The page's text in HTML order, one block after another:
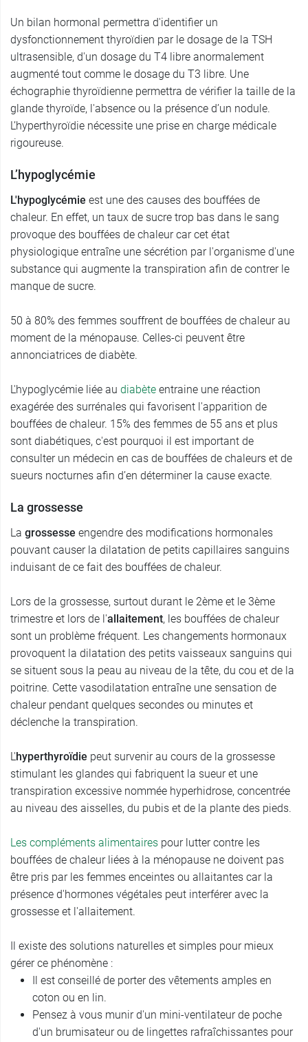
Un bilan hormonal permettra d'identifier un
dysfonctionnement thyroïdien par le dosage de la TSH
ultrasensible, d'un dosage du T4 libre anormalement
augmenté tout comme le dosage du T3 libre. Une
échographie thyroïdienne permettra de vérifier la taille de la
glande thyroïde, l'absence ou la présence d’un nodule.
L’hyperthyroïdie nécessite une prise en charge médicale
rigoureuse.
L’hypoglycémie
L'hypoglycémie est une des causes des bouffées de
chaleur. En effet, un taux de sucre trop bas dans le sang
provoque des bouffées de chaleur car cet état
physiologique entraîne une sécrétion par l'organisme d'une
substance qui augmente la transpiration afin de contrer le
manque de sucre.
50 à 80% des femmes souffrent de bouffées de chaleur au
moment de la ménopause. Celles-ci peuvent être
annonciatrices de diabète.
L'hypoglycémie liée au diabète entraine une réaction
exagérée des surrénales qui favorisent l'apparition de
bouffées de chaleur. 15% des femmes de 55 ans et plus
sont diabétiques, c'est pourquoi il est important de
consulter un médecin en cas de bouffées de chaleurs et de
sueurs nocturnes afin d’en déterminer la cause exacte.
La grossesse
La grossesse engendre des modifications hormonales
pouvant causer la dilatation de petits capillaires sanguins
induisant de ce fait des bouffées de chaleur.
Lors de la grossesse, surtout durant le 2ème et le 3ème
trimestre et lors de l'allaitement, les bouffées de chaleur
sont un problème fréquent. Les changements hormonaux
provoquent la dilatation des petits vaisseaux sanguins qui
se situent sous la peau au niveau de la tête, du cou et de la
poitrine. Cette vasodilatation entraîne une sensation de
chaleur pendant quelques secondes ou minutes et
déclenche la transpiration.
L'hyperthyroïdie peut survenir au cours de la grossesse
stimulant les glandes qui fabriquent la sueur et une
transpiration excessive nommée hyperhidrose, concentrée
au niveau des aisselles, du pubis et de la plante des pieds.
Les compléments alimentaires pour lutter contre les
bouffées de chaleur liées à la ménopause ne doivent pas
être pris par les femmes enceintes ou allaitantes car la
présence d'hormones végétales peut interférer avec la
grossesse et l'allaitement.
Il existe des solutions naturelles et simples pour mieux
gérer ce phénomène :
Il est conseillé de porter des vêtements amples en
coton ou en lin.
Pensez à vous munir d'un mini-ventilateur de poche
d'un brumisateur ou de lingettes rafraîchissantes pour